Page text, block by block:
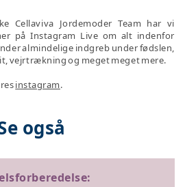
Cellaviva Jordemoder Team har vi
på Instagram Live om alt indenfor
almindelige indgreb under fødslen,
vejrtrækning og meget meget mere.
instagram.
også